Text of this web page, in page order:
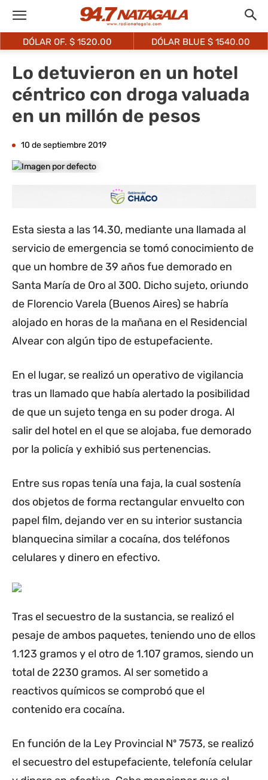
DÓLAR OF. $ 1520.00 DÓLAR BLUE $ 1540.00
Lo detuvieron en un hotel
céntrico con droga valuada
en un millón de pesos
10 de septiembre 2019
Esta siesta a las 14.30, mediante una llamada al
servicio de emergencia se tomó conocimiento de
que un hombre de 39 años fue demorado en
Santa María de Oro al 300. Dicho sujeto, oriundo
de Florencio Varela (Buenos Aires) se habría
alojado en horas de la mañana en el Residencial
Alvear con algún tipo de estupefaciente.
En el lugar, se realizó un operativo de vigilancia
tras un llamado que había alertado la posibilidad
de que un sujeto tenga en su poder droga. Al
salir del hotel en el que se alojaba, fue demorado
por la policía y exhibió sus pertenencias.
Entre sus ropas tenía una faja, la cual sostenía
dos objetos de forma rectangular envuelto con
papel film, dejando ver en su interior sustancia
blanquecina similar a cocaína, dos teléfonos
celulares y dinero en efectivo.
Tras el secuestro de la sustancia, se realizó el
pesaje de ambos paquetes, teniendo uno de ellos
1.123 gramos y el otro de 1.107 gramos, siendo un
total de 2230 gramos. Al ser sometido a
reactivos químicos se comprobó que el
contenido era cocaína.
En función de la Ley Provincial Nº 7573, se realizó
el secuestro del estupefaciente, telefonía celular